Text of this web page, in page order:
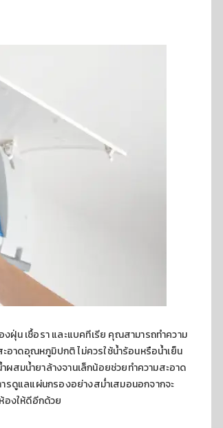
ฝุ่น เชื้อรา และแบคทีเรีย คุณสามารถทำความ
อาดอุณหภูมิปกติ ไม่ควรใช้น้ำร้อนหรือน้ำเย็น
ผสมน้ำยาล้างจานเล็กน้อยช่วยทำความสะอาด
รดูแลแผ่นกรองอย่างสม่ำเสมอนอกจากจะ
องให้ดีอีกด้วย